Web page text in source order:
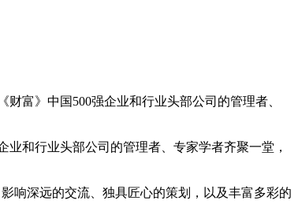
富》中国500强企业和行业头部公司的管理者、
和行业头部公司的管理者、专家学者齐聚一堂，
深远的交流、独具匠心的策划，以及丰富多彩的